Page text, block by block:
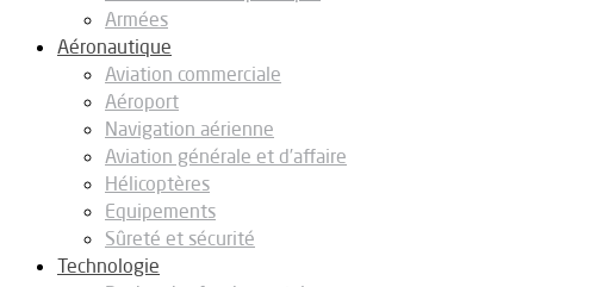
Armées
Aéronautique
Aviation commerciale
Aéroport
Navigation aérienne
Aviation générale et d’affaire
Hélicoptères
Equipements
Sûreté et sécurité
Technologie